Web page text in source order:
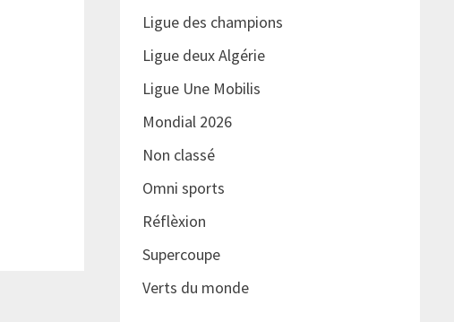
Ligue des champions
Ligue deux Algérie
Ligue Une Mobilis
Mondial 2026
Non classé
Omni sports
Réflèxion
Supercoupe
Verts du monde